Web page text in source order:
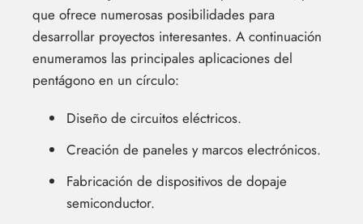
que ofrece numerosas posibilidades para
desarrollar proyectos interesantes. A continuación
enumeramos las principales aplicaciones del
pentágono en un círculo:
Diseño de circuitos eléctricos.
Creación de paneles y marcos electrónicos.
Fabricación de dispositivos de dopaje
semiconductor.